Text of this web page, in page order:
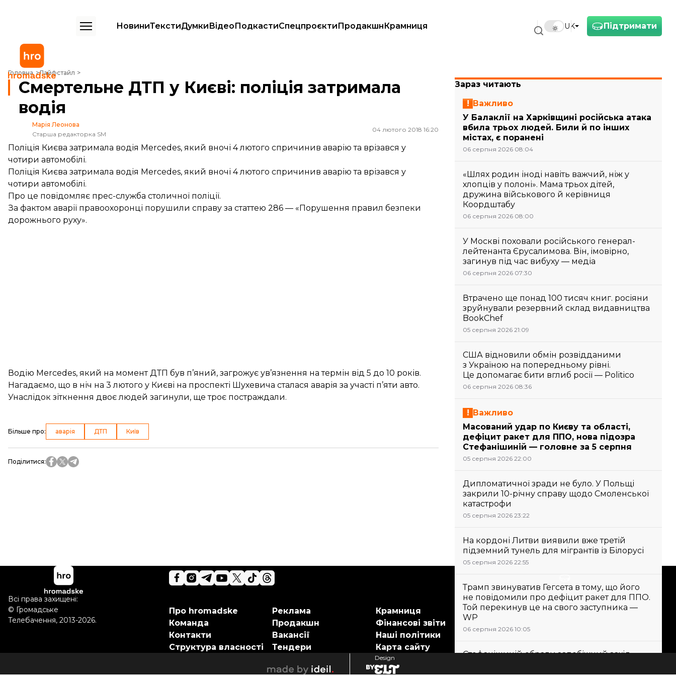
Підтримати
UK
НовиниТекстиДумкиВідеоПодкастиСпецпроєктиПродакшнКрамниця
Головна Лайфстайл
Смертельне ДТП у Києві: поліція затримала водія
Смертельне ДТП у Києві: поліція затримала
водія
Марія Леонова
Старша редакторка SM
04 лютого 2018 16:20
Поліція Києва затримала водія Mercedes, який вночі 4 лютого спричинив аварію та врізався у
чотири автомобілі.
Поліція Києва затримала водія Mercedes, який вночі 4 лютого спричинив аварію та врізався у
чотири автомобілі.
Про це повідомляє прес-служба столичної поліції.
За фактом аварії правоохоронці порушили справу за статтею 286 — «Порушення правил безпеки
дорожнього руху».
Водію Mercedes, який на момент ДТП був п’яний, загрожує ув’язнення на термін від 5 до 10 років.
Нагадаємо, що в ніч на 3 лютого у Києві на проспекті Шухевича сталася аварія за участі п’яти авто.
Унаслідок зіткнення двоє людей загинули, ще троє постраждали.
Більше про: аварія ДТП Київ
Поділитися:
Зараз читають
Важливо
У Балаклії на Харківщині російська атака
вбила трьох людей. Били й по інших
містах, є поранені
06 серпня 2026 08:04
«Шлях родин іноді навіть важчий, ніж у
хлопців у полоні». Мама трьох дітей,
дружина військового й керівниця
Коордштабу
06 серпня 2026 08:00
У Москві поховали російського генерал-
лейтенанта Єрусалимова. Він, імовірно,
загинув під час вибуху — медіа
06 серпня 2026 07:30
Втрачено ще понад 100 тисяч книг. росіяни
зруйнували резервний склад видавництва
BookChef
05 серпня 2026 21:09
США відновили обмін розвідданими
з Україною на попередньому рівні.
Це допомагає бити вглиб росії — Politico
06 серпня 2026 08:36
Важливо
Масований удар по Києву та області,
дефіцит ракет для ППО, нова підозра
Стефанішиній — головне за 5 серпня
05 серпня 2026 22:00
Дипломатичної зради не було. У Польщі
закрили 10-річну справу щодо Смоленської
катастрофи
05 серпня 2026 23:22
На кордоні Литви виявили вже третій
підземний тунель для мігрантів із Білорусі
05 серпня 2026 22:55
Трамп звинуватив Гегсета в тому, що його
не повідомили про дефіцит ракет для ППО.
Той перекинув це на свого заступника —
WP
06 серпня 2026 10:05
Стефанішиній обрали запобіжний захід
Підтримай hromadske.
Про hromadske
Команда
Контакти
Структура власності
Реклама
Продакшн
Вакансії
Тендери
Крамниця
Фінансові звіти
Наші політики
Карта сайту
Всі права захищені:
© Громадське
Телебачення, 2013-2026.
ideil
Design
elt